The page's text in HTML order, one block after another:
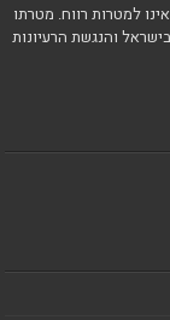
למטרות רווח. מטרתו
והנגשת הרעיונות